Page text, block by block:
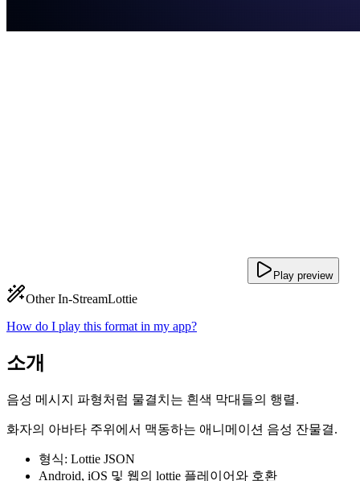
Play preview
Other In-StreamLottie
How do I play this format in my app?
소개
음성 메시지 파형처럼 물결치는 흰색 막대들의 행렬.
화자의 아바타 주위에서 맥동하는 애니메이션 음성 잔물결.
형식: Lottie JSON
Android, iOS 및 웹의 lottie 플레이어와 호환